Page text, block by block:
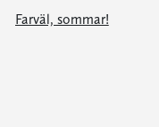
Farväl, sommar!